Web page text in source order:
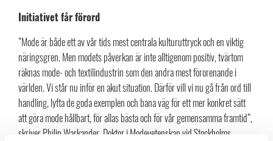
Initiativet får förord
”Mode är både ett av vår tids mest centrala kulturuttryck och en viktig
näringsgren. Men modets påverkan är inte alltigenom positiv, tvärtom
räknas mode- och textilindustrin som den andra mest förorenande i
världen. Vi står nu inför en akut situation. Därför vill vi nu gå från ord till
handling, lyfta de goda exemplen och bana väg för ett mer konkret sätt
att göra mode hållbart, för allas bästa och för vår gemensamma framtid”,
skriver Philip Warkander, Doktor i Modevetenskap vid Stockholms